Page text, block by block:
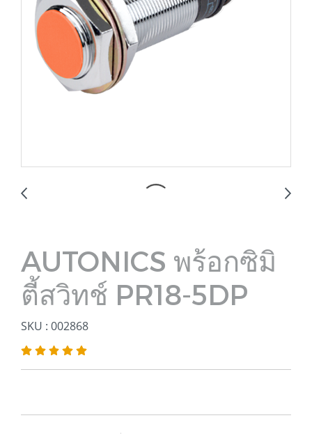
AUTONICS พร้อกซิมิ
ตี้สวิทช์ PR18-5DP
SKU : 002868